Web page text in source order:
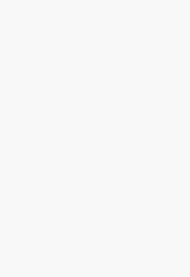
ニメバージョン)